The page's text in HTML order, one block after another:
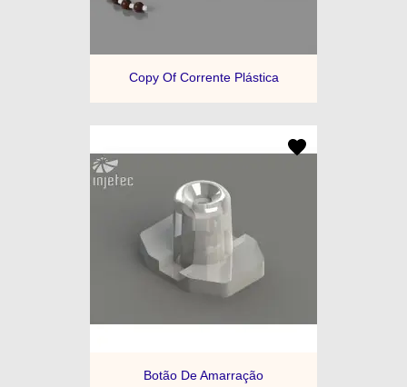
Copy Of Corrente Plástica
Botão De Amarração